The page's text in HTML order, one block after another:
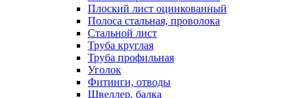
Плоский лист оцинкованный
Полоса стальная, проволока
Стальной лист
Труба круглая
Труба профильная
Уголок
Фитинги, отводы
Швеллер, балка